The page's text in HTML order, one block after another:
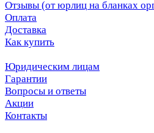
Отзывы (от юрлиц на бланках
Оплата
Доставка
Как купить
Юридическим лицам
Гарантии
Вопросы и ответы
Акции
Контакты